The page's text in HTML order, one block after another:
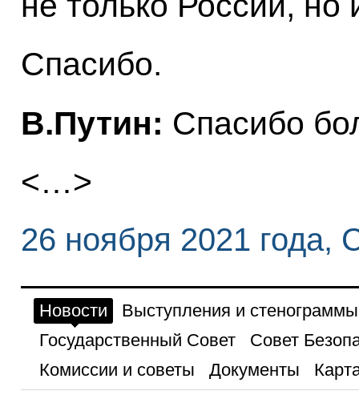
Спасибо.
В.Путин: Спасибо
<…>
26 ноября 2021 года,
Новости
Выступления и стенограммы
Государственный Совет
Совет
Комиссии и советы
Документы